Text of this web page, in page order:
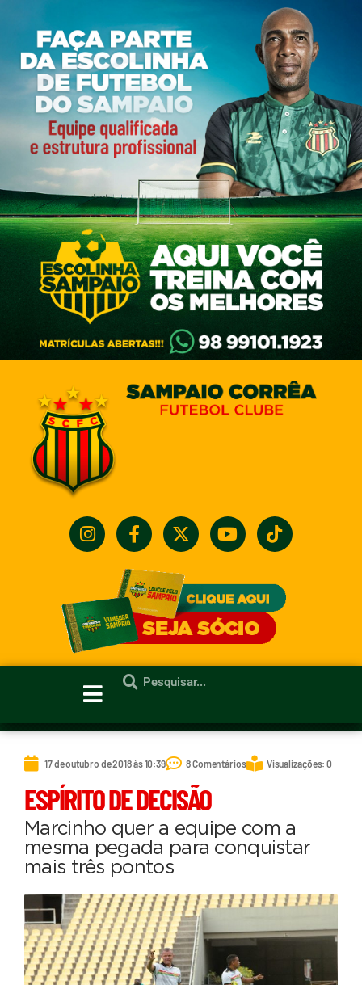
17 de outubro de 2018 às 10:39 8 Comentários Visualizações: 0
ESPÍRITO DE DECISÃO
Marcinho quer a equipe com a
mesma pegada para conquistar
mais três pontos